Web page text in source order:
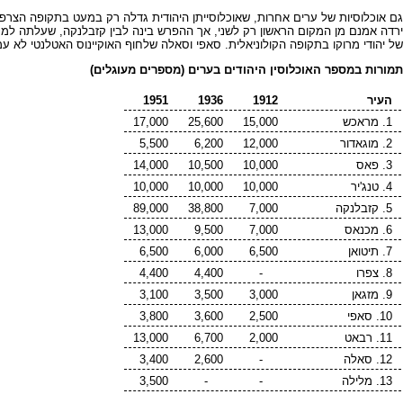
גם אוכלוסיות של ערים אחרות, שאוכלוסייתן היהודית גדלה רק במעט בתקופה
של יהודי מרוקו בתקופה הקולוניאלית. סאפי וסאלה שלחוף האוקיינוס האטלנטי
תמורות במספר האוכלוסין היהודים בערים (מספרים מעוגלים)
העיר 1912
1936
1951
1. מראכש
15,000
25,600
17,000
2. מוגאדור
12,000
6,200
5,500
3. פאס
10,000
10,500
14,000
4. טנג'יר
10,000
10,000
10,000
5. קזבלנקה
7,000
38,800
89,000
6. מכנאס
7,000
9,500
13,000
7. תיטואן
6,500
6,000
6,500
8. צפרו
-
4,400
4,400
9. מזגאן
3,000
3,500
3,100
10. סאפי
2,500
3,600
3,800
11. רבאט
2,000
6,700
13,000
12. סאלה
-
2,600
3,400
13. מלילה
-
-
3,500